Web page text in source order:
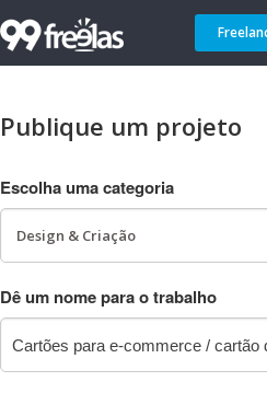
Publique um projeto
Escolha uma categoria
Dê um nome para o trabalho